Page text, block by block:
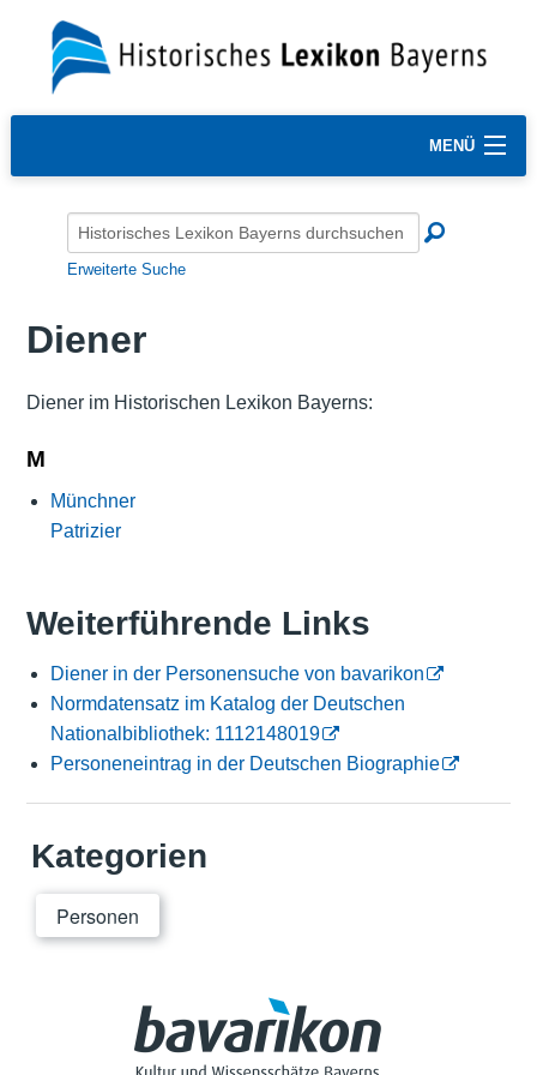
MENÜ
Erweiterte Suche
Diener
Diener im Historischen Lexikon Bayerns:
M
Münchner
Patrizier
Weiterführende Links
Diener in der Personensuche von bavarikon
Normdatensatz im Katalog der Deutschen
Nationalbibliothek: 1112148019
Personeneintrag in der Deutschen Biographie
Kategorien
Personen